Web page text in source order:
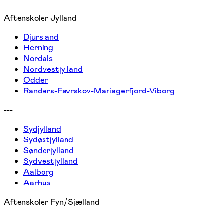
Aftenskoler Jylland
Djursland
Herning
Nordals
Nordvestjylland
Odder
Randers-Favrskov-Mariagerfjord-Viborg
---
Sydjylland
Sydøstjylland
Sønderjylland
Sydvestjylland
Aalborg
Aarhus
Aftenskoler Fyn/Sjælland